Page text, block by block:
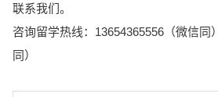
联系我们。
咨询留学热线：13654365556（微信同
同）